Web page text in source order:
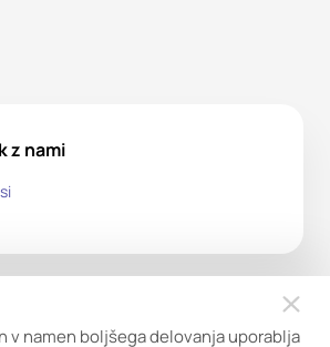
z nami
v namen boljšega delovanja uporablja